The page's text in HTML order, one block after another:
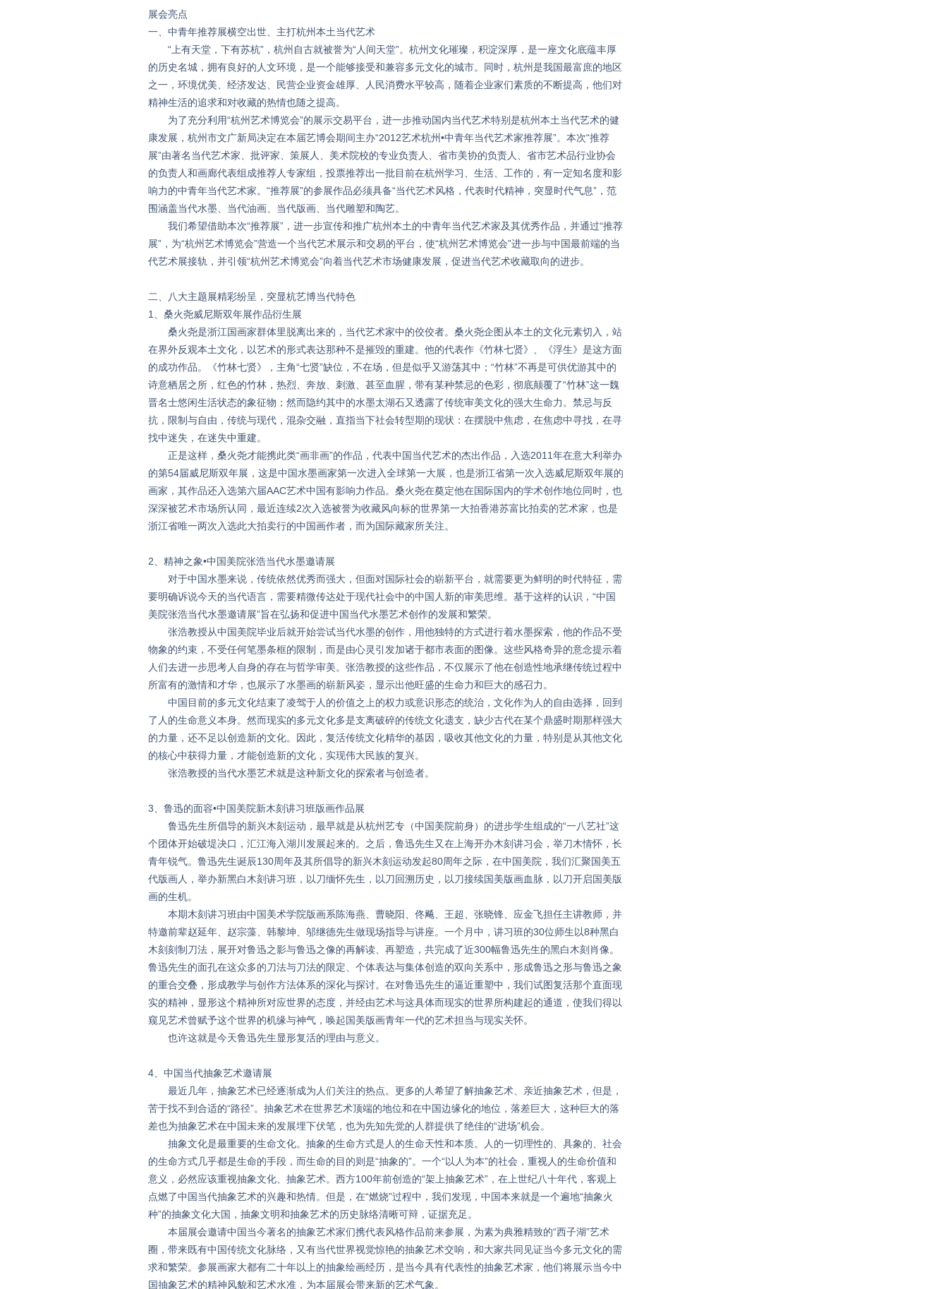
展会亮点
一、中青年推荐展横空出世、主打杭州本土当代艺术
“上有天堂，下有苏杭”，杭州自古就被誉为“人间天堂”。杭州文化璀璨，积淀深厚，是一座文化底蕴丰厚
的历史名城，拥有良好的人文环境，是一个能够接受和兼容多元文化的城市。同时，杭州是我国最富庶的地区
之一，环境优美、经济发达、民营企业资金雄厚、人民消费水平较高，随着企业家们素质的不断提高，他们对
精神生活的追求和对收藏的热情也随之提高。
为了充分利用“杭州艺术博览会”的展示交易平台，进一步推动国内当代艺术特别是杭州本土当代艺术的健
康发展，杭州市文广新局决定在本届艺博会期间主办“2012艺术杭州•中青年当代艺术家推荐展”。本次“推荐
展”由著名当代艺术家、批评家、策展人、美术院校的专业负责人、省市美协的负责人、省市艺术品行业协会
的负责人和画廊代表组成推荐人专家组，投票推荐出一批目前在杭州学习、生活、工作的，有一定知名度和影
响力的中青年当代艺术家。“推荐展”的参展作品必须具备“当代艺术风格，代表时代精神，突显时代气息”，范
围涵盖当代水墨、当代油画、当代版画、当代雕塑和陶艺。
我们希望借助本次“推荐展”，进一步宣传和推广杭州本土的中青年当代艺术家及其优秀作品，并通过“推荐
展”，为“杭州艺术博览会”营造一个当代艺术展示和交易的平台，使“杭州艺术博览会”进一步与中国最前端的当
代艺术展接轨，并引领“杭州艺术博览会”向着当代艺术市场健康发展，促进当代艺术收藏取向的进步。
二、八大主题展精彩纷呈，突显杭艺博当代特色
1、桑火尧威尼斯双年展作品衍生展
桑火尧是浙江国画家群体里脱离出来的，当代艺术家中的佼佼者。桑火尧企图从本土的文化元素切入，站
在界外反观本土文化，以艺术的形式表达那种不是摧毁的重建。他的代表作《竹林七贤》、《浮生》是这方面
的成功作品。《竹林七贤》，主角“七贤”缺位，不在场，但是似乎又游荡其中；“竹林”不再是可供优游其中的
诗意栖居之所，红色的竹林，热烈、奔放、刺激、甚至血腥，带有某种禁忌的色彩，彻底颠覆了“竹林”这一魏
晋名士悠闲生活状态的象征物；然而隐约其中的水墨太湖石又透露了传统审美文化的强大生命力。禁忌与反
抗，限制与自由，传统与现代，混杂交融，直指当下社会转型期的现状：在摆脱中焦虑，在焦虑中寻找，在寻
找中迷失，在迷失中重建。
正是这样，桑火尧才能携此类“画非画”的作品，代表中国当代艺术的杰出作品，入选2011年在意大利举办
的第54届威尼斯双年展，这是中国水墨画家第一次进入全球第一大展，也是浙江省第一次入选威尼斯双年展的
画家，其作品还入选第六届AAC艺术中国有影响力作品。桑火尧在奠定他在国际国内的学术创作地位同时，也
深深被艺术市场所认同，最近连续2次入选被誉为收藏风向标的世界第一大拍香港苏富比拍卖的艺术家，也是
浙江省唯一两次入选此大拍卖行的中国画作者，而为国际藏家所关注。
2、精神之象•中国美院张浩当代水墨邀请展
对于中国水墨来说，传统依然优秀而强大，但面对国际社会的崭新平台，就需要更为鲜明的时代特征，需
要明确诉说今天的当代语言，需要精微传达处于现代社会中的中国人新的审美思维。基于这样的认识，“中国
美院张浩当代水墨邀请展”旨在弘扬和促进中国当代水墨艺术创作的发展和繁荣。
张浩教授从中国美院毕业后就开始尝试当代水墨的创作，用他独特的方式进行着水墨探索，他的作品不受
物象的约束，不受任何笔墨条框的限制，而是由心灵引发加诸于都市表面的图像。这些风格奇异的意念提示着
人们去进一步思考人自身的存在与哲学审美。张浩教授的这些作品，不仅展示了他在创造性地承继传统过程中
所富有的激情和才华，也展示了水墨画的崭新风姿，显示出他旺盛的生命力和巨大的感召力。
中国目前的多元文化结束了凌驾于人的价值之上的权力或意识形态的统治，文化作为人的自由选择，回到
了人的生命意义本身。然而现实的多元文化多是支离破碎的传统文化遗支，缺少古代在某个鼎盛时期那样强大
的力量，还不足以创造新的文化。因此，复活传统文化精华的基因，吸收其他文化的力量，特别是从其他文化
的核心中获得力量，才能创造新的文化，实现伟大民族的复兴。
张浩教授的当代水墨艺术就是这种新文化的探索者与创造者。
3、鲁迅的面容•中国美院新木刻讲习班版画作品展
鲁迅先生所倡导的新兴木刻运动，最早就是从杭州艺专（中国美院前身）的进步学生组成的“一八艺社”这
个团体开始破堤决口，汇江海入湖川发展起来的。之后，鲁迅先生又在上海开办木刻讲习会，举刀木情怀，长
青年锐气。鲁迅先生诞辰130周年及其所倡导的新兴木刻运动发起80周年之际，在中国美院，我们汇聚国美五
代版画人，举办新黑白木刻讲习班，以刀缅怀先生，以刀回溯历史，以刀接续国美版画血脉，以刀开启国美版
画的生机。
本期木刻讲习班由中国美术学院版画系陈海燕、曹晓阳、佟飚、王超、张晓锋、应金飞担任主讲教师，并
特邀前辈赵延年、赵宗藻、韩黎坤、邬继德先生做现场指导与讲座。一个月中，讲习班的30位师生以8种黑白
木刻刻制刀法，展开对鲁迅之影与鲁迅之像的再解读、再塑造，共完成了近300幅鲁迅先生的黑白木刻肖像。
鲁迅先生的面孔在这众多的刀法与刀法的限定、个体表达与集体创造的双向关系中，形成鲁迅之形与鲁迅之象
的重合交叠，形成教学与创作方法体系的深化与探讨。在对鲁迅先生的逼近重塑中，我们试图复活那个直面现
实的精神，显形这个精神所对应世界的态度，并经由艺术与这具体而现实的世界所构建起的通道，使我们得以
窥见艺术曾赋予这个世界的机缘与神气，唤起国美版画青年一代的艺术担当与现实关怀。
也许这就是今天鲁迅先生显形复活的理由与意义。
4、中国当代抽象艺术邀请展
最近几年，抽象艺术已经逐渐成为人们关注的热点。更多的人希望了解抽象艺术、亲近抽象艺术，但是，
苦于找不到合适的“路径”。抽象艺术在世界艺术顶端的地位和在中国边缘化的地位，落差巨大，这种巨大的落
差也为抽象艺术在中国未来的发展埋下伏笔，也为先知先觉的人群提供了绝佳的“进场”机会。
抽象文化是最重要的生命文化。抽象的生命方式是人的生命天性和本质。人的一切理性的、具象的、社会
的生命方式几乎都是生命的手段，而生命的目的则是“抽象的”。一个“以人为本”的社会，重视人的生命价值和
意义，必然应该重视抽象文化、抽象艺术。西方100年前创造的“架上抽象艺术”，在上世纪八十年代，客观上
点燃了中国当代抽象艺术的兴趣和热情。但是，在“燃烧”过程中，我们发现，中国本来就是一个遍地“抽象火
种”的抽象文化大国，抽象文明和抽象艺术的历史脉络清晰可辩，证据充足。
本届展会邀请中国当今著名的抽象艺术家们携代表风格作品前来参展，为素为典雅精致的“西子湖”艺术
圈，带来既有中国传统文化脉络，又有当代世界视觉惊艳的抽象艺术交响，和大家共同见证当今多元文化的需
求和繁荣。参展画家大都有二十年以上的抽象绘画经历，是当今具有代表性的抽象艺术家，他们将展示当今中
国抽象艺术的精神风貌和艺术水准，为本届展会带来新的艺术气象。